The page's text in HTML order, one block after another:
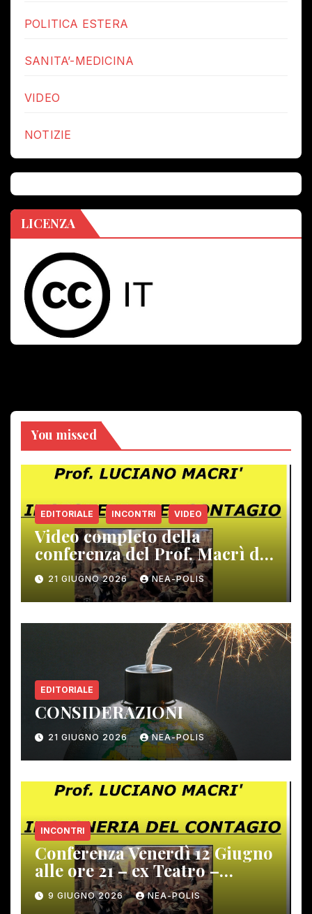
POLITICA ESTERA
SANITA’-MEDICINA
VIDEO
NOTIZIE
LICENZA
You missed
EDITORIALE INCONTRI VIDEO
Video completo della
conferenza del Prof. Macrì del
12 giugno scorso
21 GIUGNO 2026 NEA-POLIS
EDITORIALE
CONSIDERAZIONI
21 GIUGNO 2026 NEA-POLIS
INCONTRI
Conferenza Venerdì 12 Giugno
alle ore 21 – ex Teatro –
Gambassi Terme –
9 GIUGNO 2026 NEA-POLIS